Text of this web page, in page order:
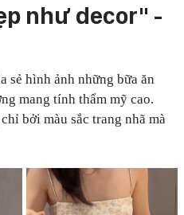
như decor" -
sẻ hình ảnh những bữa ăn
mang tính thẩm mỹ cao.
bởi màu sắc trang nhã mà